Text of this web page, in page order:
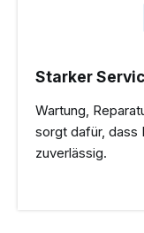
Starker
Wartung,
sorgt dafür, dass
zuverlässig.